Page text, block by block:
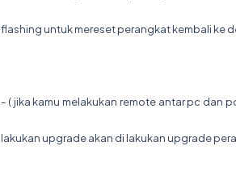
flashing untuk mereset perangkat kembali ke
- ( jika kamu melakukan remote antar pc dan
lakukan upgrade akan di lakukan upgrade